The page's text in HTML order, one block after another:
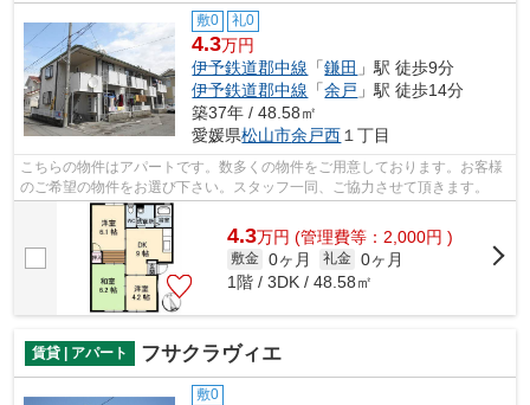
敷0 礼0
4.3万円
伊予鉄道郡中線 「鎌田 」駅 徒歩9分
伊予鉄道郡中線 「余戸 」駅 徒歩14分
築37年 / 48.58㎡
愛媛県松山市余戸西１丁目
こちらの物件はアパートです。数多くの物件をご用意しております。お客様
のご希望の物件をお選び下さい。スタッフ一同、ご協力させて頂きます。
4.3万円 (管理費等：2,000円 )
敷金 0ヶ月 礼金 0ヶ月
1階 / 3DK / 48.58㎡
賃貸 | アパート フサクラヴィエ
敷0